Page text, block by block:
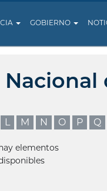
GOBIERNO
L M N O P Q
elementos